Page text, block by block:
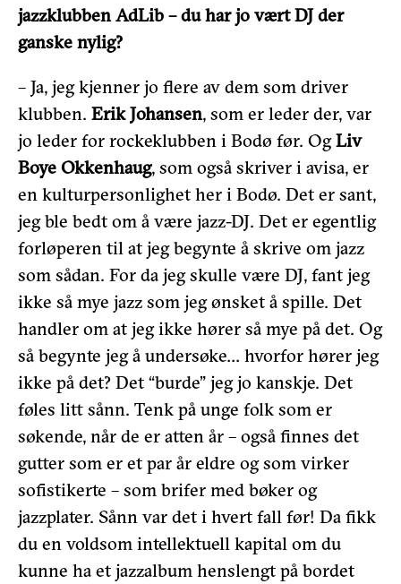
jazzklubben AdLib – du har jo vært DJ der
ganske nylig?
– Ja, jeg kjenner jo flere av dem som driver
klubben. Erik Johansen, som er leder der, var
jo leder for rockeklubben i Bodø før. OgLiv
Boye Okkenhaug, som også skriver i avisa, er
en kulturpersonlighet her i Bodø. Det er sant,
jeg ble bedt om å være jazz-DJ. Det er egentlig
forløperen til at jeg begynte å skrive om jazz
som sådan. For da jeg skulle være DJ, fant jeg
ikke så mye jazz som jeg ønsket å spille. Det
handler om at jeg ikke hører så mye på det. Og
så begynte jeg å undersøke… hvorfor hører jeg
ikke på det? Det “burde” jeg jo kanskje. Det
føles litt sånn. Tenk på unge folk som er
søkende, når de er atten år – også finnes det
gutter som er et par år eldre og som virker
sofistikerte – som brifer med bøker og
jazzplater. Sånn var det i hvert fall før! Da fikk
du en voldsom intellektuell kapital om du
kunne ha et jazzalbum henslengt på bordet